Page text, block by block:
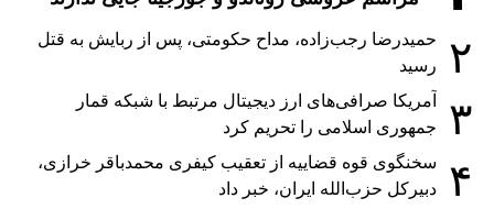
۲
حمیدرضا رجب‌زاده، مداح حکومتی، پس از ربایش به قتل
رسید
۳
آمریکا صرافی‌های ارز دیجیتال مرتبط با شبکه قمار
جمهوری اسلامی را تحریم کرد
۴
سخنگوی قوه قضاییه از تعقیب کیفری محمدباقر خرازی،
دبیر‌کل حزب‌الله ایران، خبر داد